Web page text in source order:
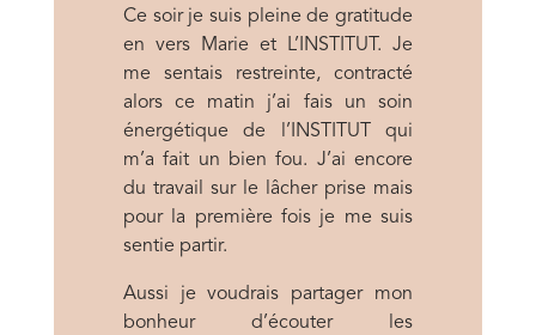
Ce soir je suis pleine de gratitude
en vers Marie et L’INSTITUT. Je
me sentais restreinte, contracté
alors ce matin j’ai fais un soin
énergétique de l’INSTITUT qui
m’a fait un bien fou. J’ai encore
du travail sur le lâcher prise mais
pour la première fois je me suis
sentie partir.
Aussi je voudrais partager mon
bonheur d’écouter les